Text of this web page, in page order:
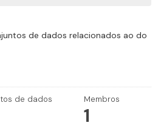
de dados relacionados ao do
de dados Membros
1